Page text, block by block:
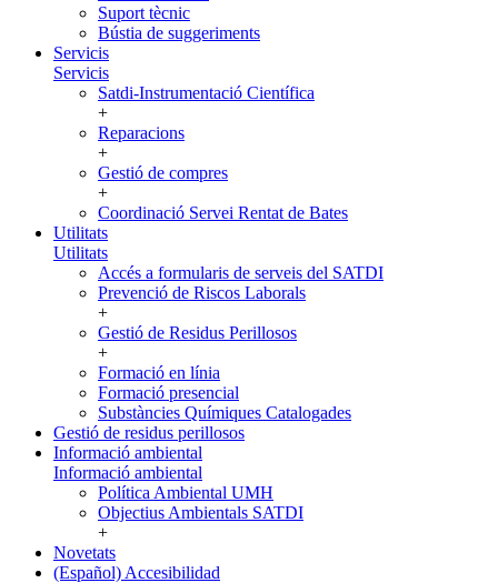
Suport tècnic
Bústia de suggeriments
Servicis
Servicis
Satdi-Instrumentació Científica
+
Reparacions
+
Gestió de compres
+
Coordinació Servei Rentat de Bates
Utilitats
Utilitats
Accés a formularis de serveis del SATDI
Prevenció de Riscos Laborals
+
Gestió de Residus Perillosos
+
Formació en línia
Formació presencial
Substàncies Químiques Catalogades
Gestió de residus perillosos
Informació ambiental
Informació ambiental
Política Ambiental UMH
Objectius Ambientals SATDI
+
Novetats
(Español) Accesibilidad